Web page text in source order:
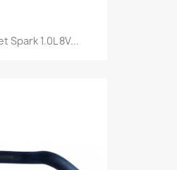
Spark 1.0L 8V...